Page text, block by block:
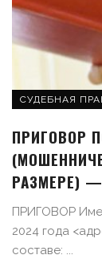
СУДЕБНАЯ
ПРИГОВОР
РАЗМЕРЕ)
ПРИГОВОР
2024 года
составе: ...